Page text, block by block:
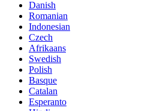
Danish
Romanian
Indonesian
Czech
Afrikaans
Swedish
Polish
Basque
Catalan
Esperanto